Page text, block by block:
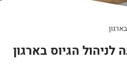
לניהול הגיוס בארגון